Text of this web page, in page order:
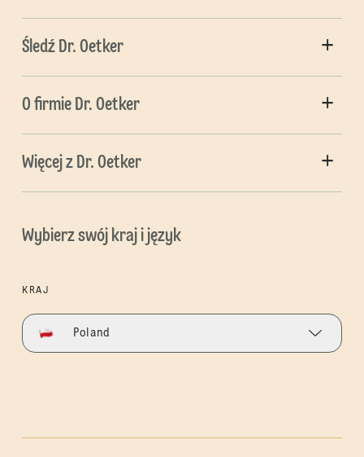
Śledź Dr. Oetker
O firmie Dr. Oetker
Więcej z Dr. Oetker
Wybierz swój kraj i język
KRAJ
Poland